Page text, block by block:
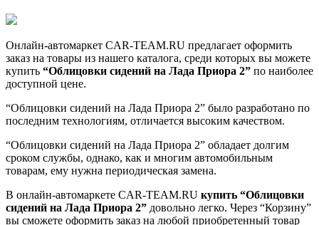
Онлайн-автомаркет CAR-TEAM.RU предлагает оформить
заказ на товары из нашего каталога, среди которых вы можете
купить “Облицовки сидений на Лада Приора 2” по наиболее
доступной цене.
“Облицовки сидений на Лада Приора 2” было разработано по
последним технологиям, отличается высоким качеством.
“Облицовки сидений на Лада Приора 2” обладает долгим
сроком службы, однако, как и многим автомобильным
товарам, ему нужна периодическая замена.
В онлайн-автомаркете CAR-TEAM.RU купить “Облицовки
сидений на Лада Приора 2” довольно легко. Через “Корзину”
вы сможете оформить заказ на любой приобретенный товар